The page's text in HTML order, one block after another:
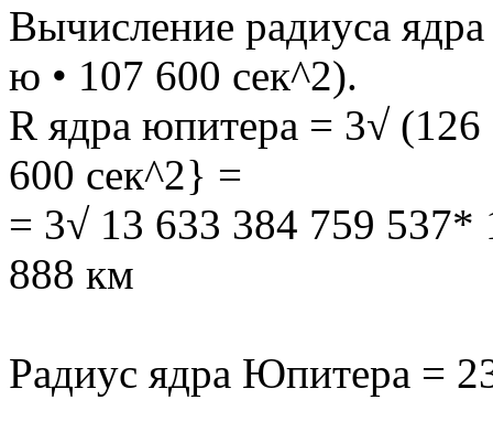
Вычисление радиуса
ю • 107 600 сек^2).
R ядра юпитера = 3√
600 сек^2} =
= 3√ 13 633 384 759
888 км
Радиус ядра Юпитера =